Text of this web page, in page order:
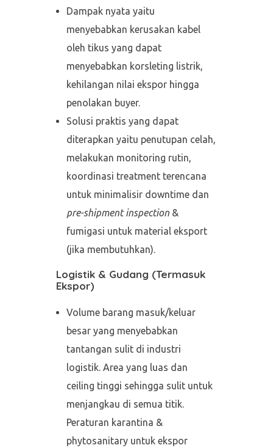
Dampak nyata yaitu
menyebabkan kerusakan kabel
oleh tikus yang dapat
menyebabkan korsleting listrik,
kehilangan nilai ekspor hingga
penolakan buyer.
Solusi praktis yang dapat
diterapkan yaitu penutupan celah,
melakukan monitoring rutin,
koordinasi treatment terencana
untuk minimalisir downtime dan
pre-shipment inspection &
fumigasi untuk material eksport
(jika membutuhkan).
Logistik & Gudang (Termasuk
Ekspor)
Volume barang masuk/keluar
besar yang menyebabkan
tantangan sulit di industri
logistik. Area yang luas dan
ceiling tinggi sehingga sulit untuk
menjangkau di semua titik.
Peraturan karantina &
phytosanitary untuk ekspor